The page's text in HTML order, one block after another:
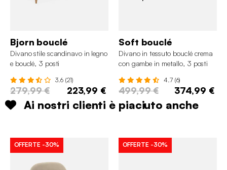
Bjorn bouclé
Divano stile scandinavo in legno
e bouclé, 3 posti
3.6 (21)
279,99 € 223,99 €
Soft bouclé
Divano in tessuto bouclé crema
con gambe in metallo, 3 posti
4.7 (6)
499,99 € 374,99 €
Ai nostri clienti è piaciuto anche
OFFERTE -30% OFFERTE -30%